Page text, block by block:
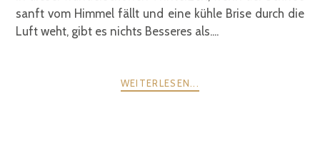
sanft vom Himmel fällt und eine kühle Brise durch die
Luft weht, gibt es nichts Besseres als....
WEITERLESEN...